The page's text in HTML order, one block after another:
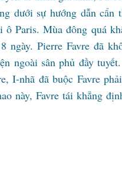
dưới sự hướng dẫn cẩn
ô Paris. Mùa đông quá
ngày. Pierre Favre đã
ngoài sân phủ đầy
I-nhã đã buộc Favre
này, Favre tái khẳng